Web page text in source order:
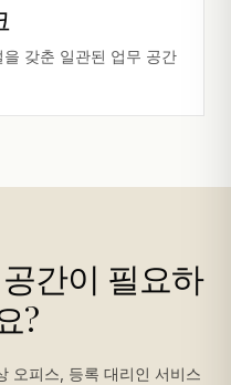
갖춘 일관된 업무 공간
간이 필요하
?
오피스, 등록 대리인 서비스